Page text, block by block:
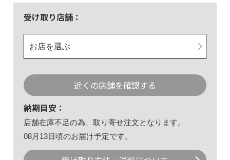
受け取り店舗：
お店を選ぶ
近くの店舗を確認する
納期目安：
店舗在庫不足の為、取り寄せ注文となります。
08月13日頃のお届け予定です。